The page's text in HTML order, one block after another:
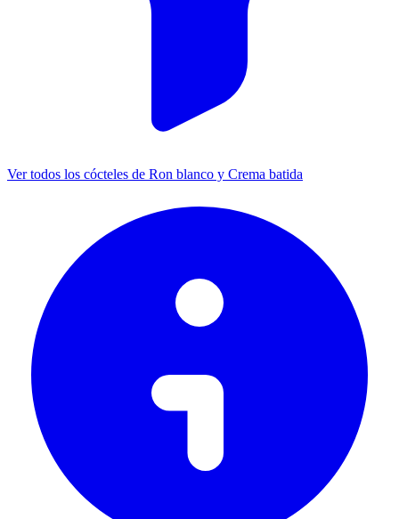
Ver todos los cócteles de Ron blanco y Crema batida